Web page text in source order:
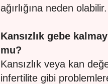
ağırlığına neden olabilir.
Kansızlık gebe
mu?
Kansızlık veya kan
infertilite gibi